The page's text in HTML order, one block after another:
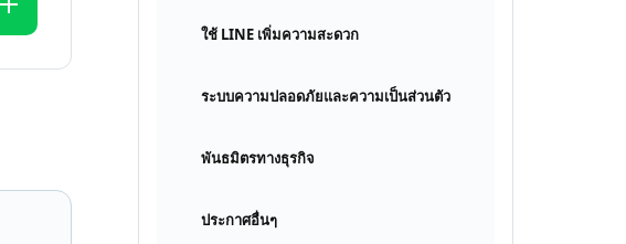
ใช้ LINE เพิ่มความสะดวก
ระบบความปลอดภัยและความเป็นส่วนตัว
พันธมิตรทางธุรกิจ
ประกาศอื่นๆ